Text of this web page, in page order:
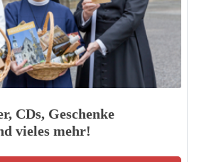
CDs, Geschenke
vieles mehr!